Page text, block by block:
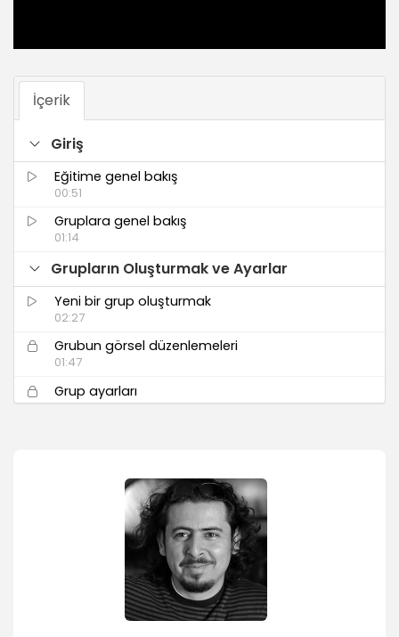
İçerik
Giriş
Eğitime genel bakış
00:51
Gruplara genel bakış
01:14
Grupların Oluşturmak ve Ayarlar
Yeni bir grup oluşturmak
02:27
Grubun görsel düzenlemeleri
01:47
Grup ayarları
05:35
Grup içinde paylaşım yapmak
Grup içinde dosya paylaşımı
Grup içinde anket oluşturmak